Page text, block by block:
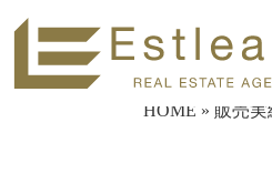
HOME » 販売実